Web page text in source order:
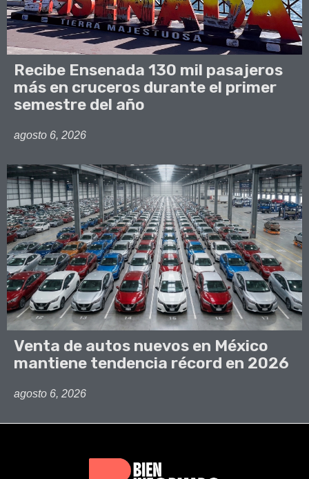
Recibe Ensenada 130 mil pasajeros
más en cruceros durante el primer
semestre del año
agosto 6, 2026
Venta de autos nuevos en México
mantiene tendencia récord en 2026
agosto 6, 2026